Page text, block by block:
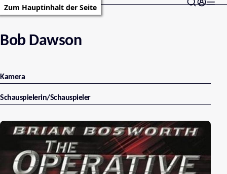
Zum Hauptinhalt der Seite
Bob Dawson
Kamera
Schauspielerin/Schauspieler